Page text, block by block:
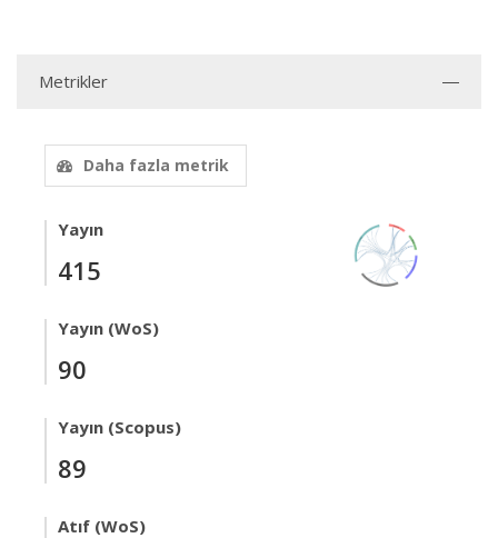
Metrikler
Daha fazla metrik
Yayın
415
Yayın (WoS)
90
Yayın (Scopus)
89
Atıf (WoS)